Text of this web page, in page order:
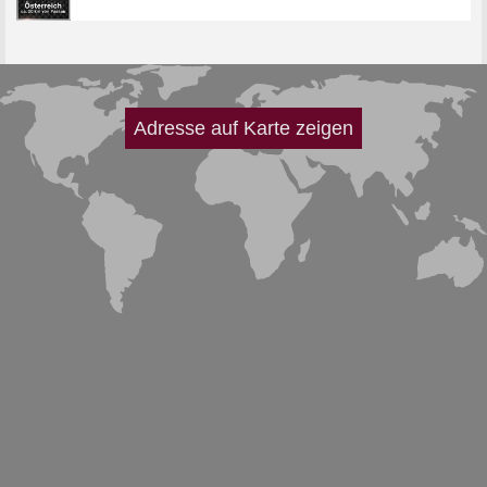
Adresse auf Karte zeigen